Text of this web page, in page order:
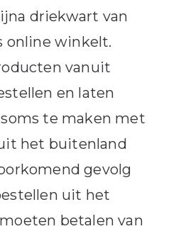
driekwart van
online winkelt.
vanuit
en laten
te maken met
het buitenland
gevolg
uit het
betalen van